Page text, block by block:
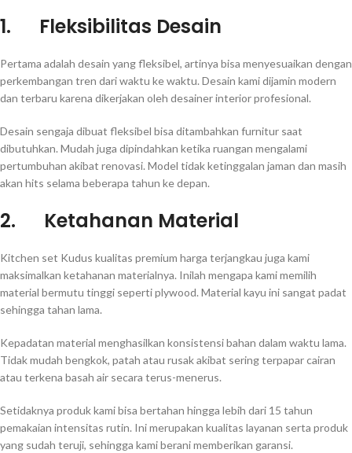
1. Fleksibilitas Desain
Pertama adalah desain yang fleksibel, artinya bisa menyesuaikan dengan
perkembangan tren dari waktu ke waktu. Desain kami dijamin modern
dan terbaru karena dikerjakan oleh desainer interior profesional.
Desain sengaja dibuat fleksibel bisa ditambahkan furnitur saat
dibutuhkan. Mudah juga dipindahkan ketika ruangan mengalami
pertumbuhan akibat renovasi. Model tidak ketinggalan jaman dan masih
akan hits selama beberapa tahun ke depan.
2. Ketahanan Material
Kitchen set Kudus kualitas premium harga terjangkau juga kami
maksimalkan ketahanan materialnya. Inilah mengapa kami memilih
material bermutu tinggi seperti plywood. Material kayu ini sangat padat
sehingga tahan lama.
Kepadatan material menghasilkan konsistensi bahan dalam waktu lama.
Tidak mudah bengkok, patah atau rusak akibat sering terpapar cairan
atau terkena basah air secara terus-menerus.
Setidaknya produk kami bisa bertahan hingga lebih dari 15 tahun
pemakaian intensitas rutin. Ini merupakan kualitas layanan serta produk
yang sudah teruji, sehingga kami berani memberikan garansi.